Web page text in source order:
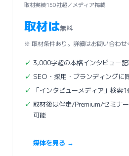
取材実績150社超／メディア掲載
取材は無料
※ 取材条件あり。詳細はお問い合わせ
3,000字超の本格インタビュー
SEO・採用・ブランディングに
「インタビューメディア」検索
取材後は伴走/Premium/セミナ
可能
媒体を見る →